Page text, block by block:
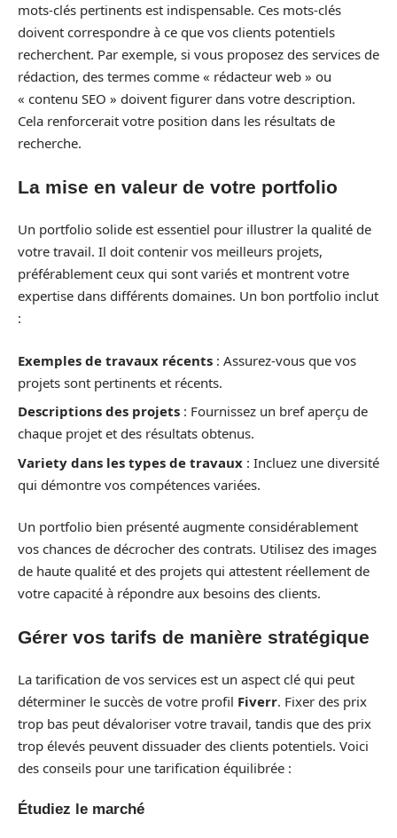
mots-clés pertinents est indispensable. Ces mots-clés
doivent correspondre à ce que vos clients potentiels
recherchent. Par exemple, si vous proposez des services de
rédaction, des termes comme « rédacteur web » ou
« contenu SEO » doivent figurer dans votre description.
Cela renforcerait votre position dans les résultats de
recherche.
La mise en valeur de votre portfolio
Un portfolio solide est essentiel pour illustrer la qualité de
votre travail. Il doit contenir vos meilleurs projets,
préférablement ceux qui sont variés et montrent votre
expertise dans différents domaines. Un bon portfolio inclut
:
Exemples de travaux récents : Assurez-vous que vos
projets sont pertinents et récents.
Descriptions des projets : Fournissez un bref aperçu de
chaque projet et des résultats obtenus.
Variety dans les types de travaux : Incluez une diversité
qui démontre vos compétences variées.
Un portfolio bien présenté augmente considérablement
vos chances de décrocher des contrats. Utilisez des images
de haute qualité et des projets qui attestent réellement de
votre capacité à répondre aux besoins des clients.
Gérer vos tarifs de manière stratégique
La tarification de vos services est un aspect clé qui peut
déterminer le succès de votre profil Fiverr. Fixer des prix
trop bas peut dévaloriser votre travail, tandis que des prix
trop élevés peuvent dissuader des clients potentiels. Voici
des conseils pour une tarification équilibrée :
Étudiez le marché